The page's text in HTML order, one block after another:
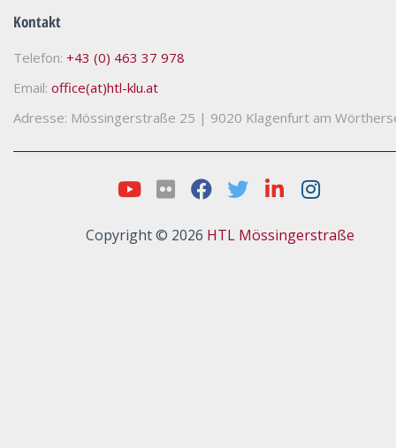
Kontakt
Telefon: +43 (0) 463 37 978
Email: office(at)htl-klu.at
Adresse: Mössingerstraße 25 | 9020 Klagenfurt am
Copyright © 2026 HTL Mössingerstraße